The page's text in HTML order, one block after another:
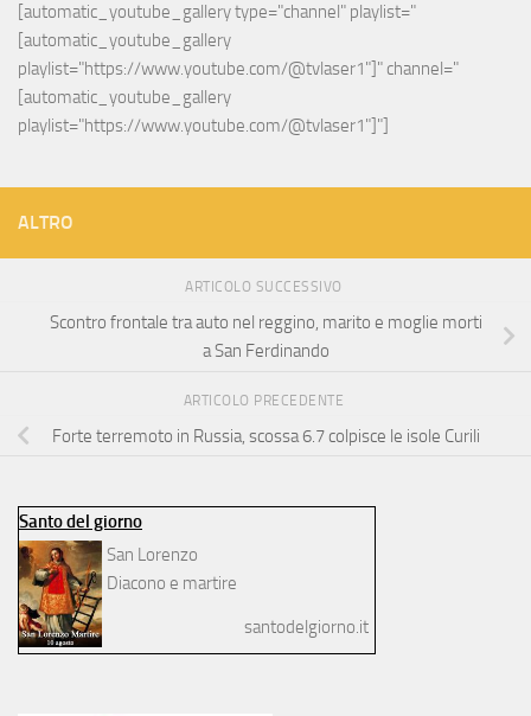
[automatic_youtube_gallery type="channel" playlist="
[automatic_youtube_gallery
playlist="https://www.youtube.com/@tvlaser1"]" channel="
[automatic_youtube_gallery
playlist="https://www.youtube.com/@tvlaser1"]"]
ALTRO
ARTICOLO SUCCESSIVO
Scontro frontale tra auto nel reggino, marito e moglie morti
a San Ferdinando
ARTICOLO PRECEDENTE
Forte terremoto in Russia, scossa 6.7 colpisce le isole Curili
Santo del giorno
San Lorenzo
Diacono e martire
santodelgiorno.it